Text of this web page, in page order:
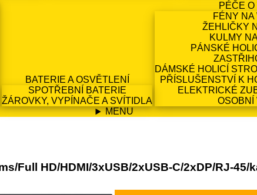
BATERIE A OSVĚTLENÍ
SPOTŘEBNÍ BATERIE
ŽÁROVKY, VYPÍNAČE A SVÍTIDLA
PÉČE
FÉNY NA
ŽEHLIČKY
KULMY
PÁNSKÉ
DÁMSKÉ HOLICÍ
PŘÍSLUŠENSTVÍ K
ELEKTRICKÉ
OSOBNÍ
MENU
Full HD/HDMI/3xUSB/2xUSB-C/2xDP/RJ-45/